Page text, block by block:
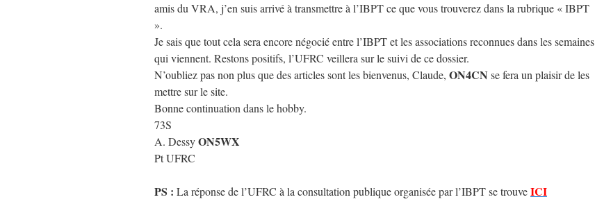
amis du VRA, j’en suis arrivé à transmettre à l’IBPT ce que vous trouverez dans la rubrique « IBPT
».
Je sais que tout cela sera encore négocié entre l’IBPT et les associations reconnues dans les semaines
qui viennent. Restons positifs, l’UFRC veillera sur le suivi de ce dossier.
N’oubliez pas non plus que des articles sont les bienvenus, Claude, ON4CN se fera un plaisir de les
mettre sur le site.
Bonne continuation dans le hobby.
73S
A. DessyON5WX
Pt UFRC
PS : La réponse de l’UFRC à la consultation publique organisée par l’IBPT se trouveICI